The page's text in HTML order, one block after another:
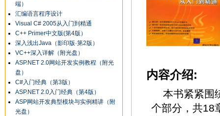
端）
汇编语言程序设计
Visual C# 2005从入门到精通
C++ Primer中文版(第4版）
深入浅出Java（影印版·第2版）
VC++深入详解（附光盘）
ASP.NET 2.0网站开发实例教程（附光
盘）
C#入门经典（第3版）
ASP.NET 2.0入门经典（第4版）
ASP网站开发典型模块与实例精讲（附
光盘）
内容介绍:
本书紧紧围
个部分，共18